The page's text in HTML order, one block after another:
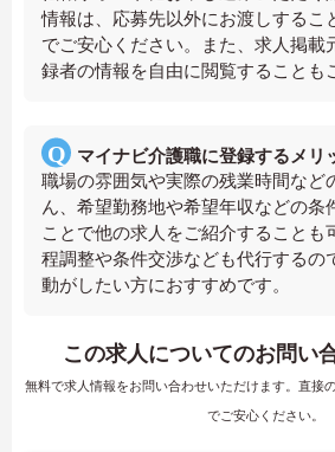
情報は、応募先以外にお渡しするこ
でご安心ください。また、求人掲載
録者の情報を自由に閲覧することも
マイナビ介護職に登録するメリ
職場の雰囲気や実際の残業時間など
ん、希望勤務地や希望年収などの条
ことで他の求人をご紹介することも
程調整や条件交渉なども代行するの
動がしたい方におすすめです。
この求人についてのお問い
無料で求人情報をお問い合わせいただけます。直接
でご安心ください。